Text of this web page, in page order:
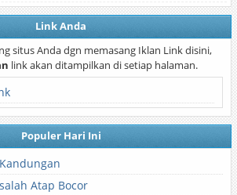
Link Anda
situs Anda dgn memasang Iklan Link disini,
link akan ditampilkan di setiap halaman.
Populer Hari Ini
Atap Bocor